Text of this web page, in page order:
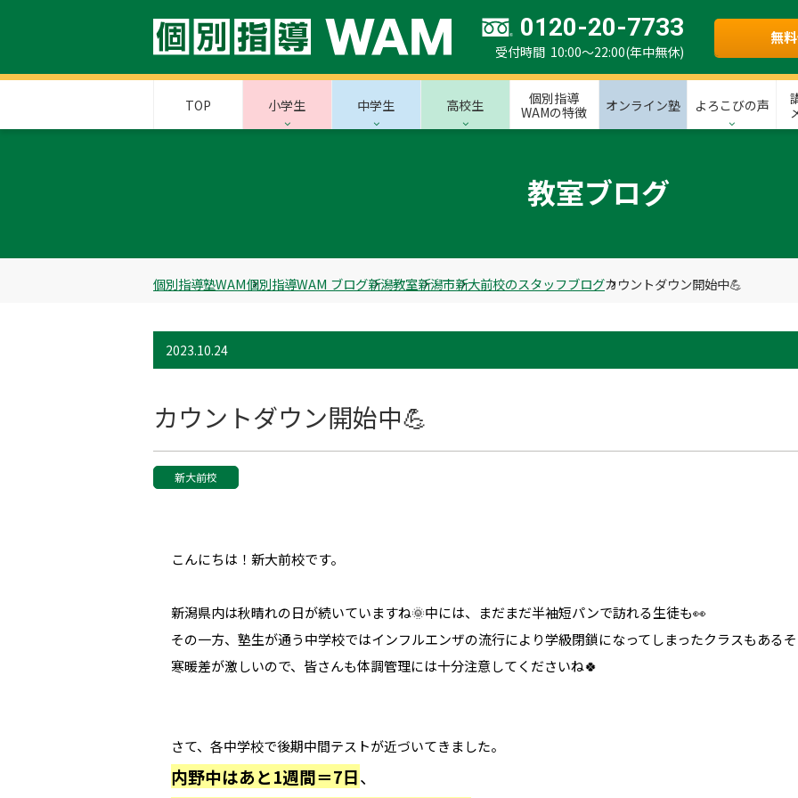
0120-20-7733
受付時間 10:00～22:00(年中無休)
無
TOP 小学生 中学生 高校生
個別指導
WAMの特徴
オンライン塾 よろこびの声
教室ブログ
個別指導塾WAM個別指導WAM ブログ新潟教室新潟市新大前校のスタッフブログカウントダウン開始中💪
2023.10.24
カウントダウン開始中💪
新大前校
こんにちは！新大前校です。
新潟県内は秋晴れの日が続いていますね🌞中には、まだまだ半袖短パンで訪れる生徒も👀
その一方、塾生が通う中学校ではインフルエンザの流行により学級閉鎖になってしまったクラスもある
寒暖差が激しいので、皆さんも体調管理には十分注意してくださいね🍀
さて、各中学校で後期中間テストが近づいてきました。
内野中はあと1週間＝7日、